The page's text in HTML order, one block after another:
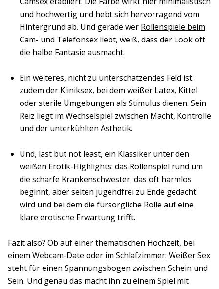
und hochwertig und hebt sich hervorragend vom
Hintergrund ab. Und gerade wer Rollenspiele beim
Cam- und Telefonsex liebt, weiß, dass der Look oft
die halbe Fantasie ausmacht.
Ein weiteres, nicht zu unterschätzendes Feld ist
zudem der Kliniksex, bei dem weißer Latex, Kittel
oder sterile Umgebungen als Stimulus dienen. Sein
Reiz liegt im Wechselspiel zwischen Macht, Kontrolle
und der unterkühlten Ästhetik.
Und, last but not least, ein Klassiker unter den
weißen Erotik-Highlights: das Rollenspiel rund um
die scharfe Krankenschwester, das oft harmlos
beginnt, aber selten jugendfrei zu Ende gedacht
wird und bei dem die fürsorgliche Rolle auf eine
klare erotische Erwartung trifft.
Fazit also? Ob auf einer thematischen Hochzeit, bei
einem Webcam-Date oder im Schlafzimmer: Weißer Sex
steht für einen Spannungsbogen zwischen Schein und
Sein. Und genau das macht ihn zu einem Spiel mit